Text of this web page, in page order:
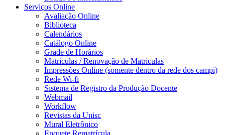
Serviços Online
Avaliação Online
Biblioteca
Calendários
Catálogo Online
Grade de Horários
Matriculas / Renovação de Matriculas
Impressões Online (somente dentro da rede dos campi)
Rede Wi-fi
Sistema de Registro da Produção Docente
Webmail
Workflow
Revistas da Unisc
Mural Eletrônico
Enquete Rematrícula